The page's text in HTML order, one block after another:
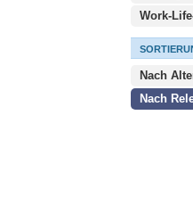
Work-
Nach
Nach